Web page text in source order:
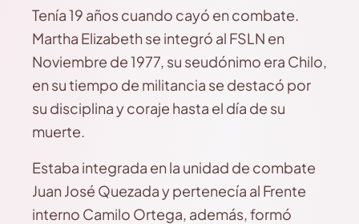
Tenía 19 años cuando cayó en combate.
Martha Elizabeth se integró al FSLN en
Noviembre de 1977, su seudónimo era Chilo,
en su tiempo de militancia se destacó por
su disciplina y coraje hasta el día de su
muerte.
Estaba integrada en la unidad de combate
Juan José Quezada y pertenecía al Frente
interno Camilo Ortega, además, formó